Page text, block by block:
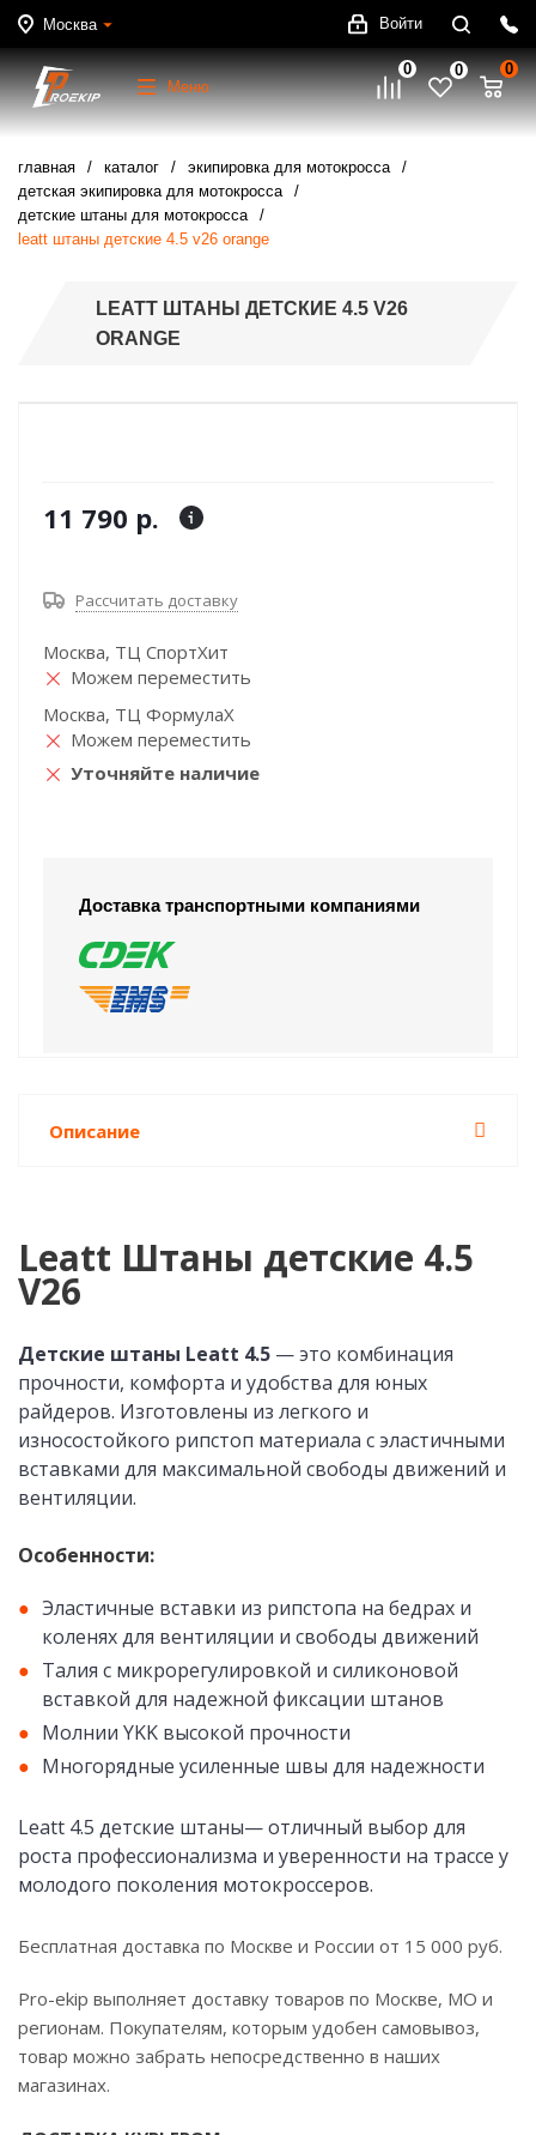
Москва Войти
Меню
0 0 0
главная каталог
экипировка для мотокросса
детская экипировка для мотокросса
детские штаны для мотокросса
leatt штаны детские 4.5 v26 orange
LEATT ШТАНЫ ДЕТСКИЕ 4.5 V26
ORANGE
11 790 р.
Рассчитать доставку
Москва, ТЦ СпортХит
Можем переместить
Москва, ТЦ ФормулаХ
Можем переместить
Уточняйте наличие
Доставка транспортными компаниями
Описание
Leatt Штаны детские 4.5
V26
Детские штаны Leatt 4.5 — это комбинация
прочности, комфорта и удобства для юных
райдеров. Изготовлены из легкого и
износостойкого рипстоп материала с эластичными
вставками для максимальной свободы движений и
вентиляции.
Особенности:
Эластичные вставки из рипстопа на бедрах и
коленях для вентиляции и свободы движений
Талия с микрорегулировкой и силиконовой
вставкой для надежной фиксации штанов
Молнии YKK высокой прочности
Многорядные усиленные швы для надежности
Leatt 4.5 детские штаны— отличный выбор для
роста профессионализма и уверенности на трассе у
молодого поколения мотокроссеров.
Бесплатная доставка по Москве и России от 15 000 руб.
Pro-ekip выполняет доставку товаров по Москве, МО и
регионам. Покупателям, которым удобен самовывоз,
товар можно забрать непосредственно в наших
магазинах.